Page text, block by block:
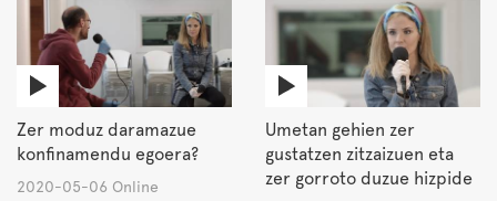
Zer moduz daramazue
konfinamendu egoera?
2020-05-06 Online
Umetan gehien zer
gustatzen zitzaizuen eta
zer gorroto duzue hizpide